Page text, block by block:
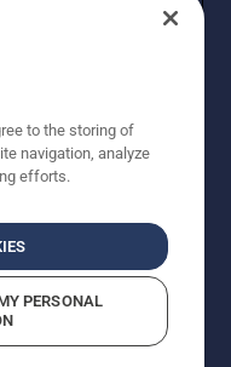
riservati. I prezzi
e arrotondati, non
FERCAD SpA
Vic. (VI) - Capitale
C.F. 01252490246 -
to the storing of
navigation, analyze
efforts.
PERSONAL